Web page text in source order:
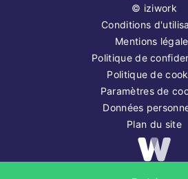
© iziwork
Conditions
Mentions
Politique de
Politique de
Paramètres de
Données
Plan du site